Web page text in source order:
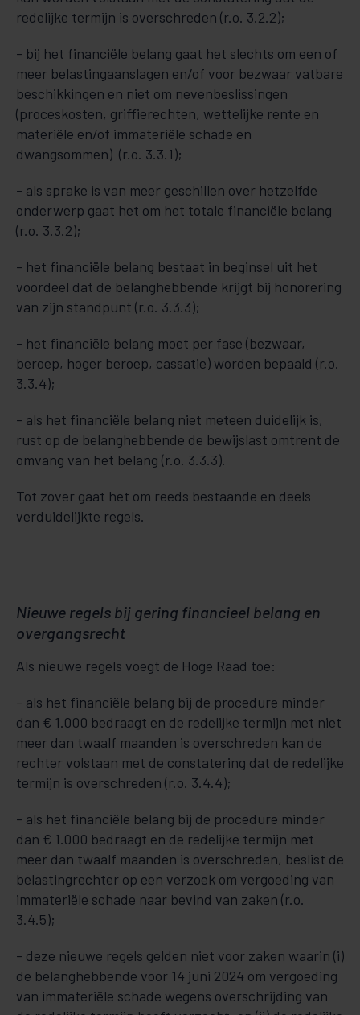
redelijke termijn is overschreden (r.o. 3.2.2);
- bij het financiële belang gaat het slechts om een of
meer belastingaanslagen en/of voor bezwaar vatbare
beschikkingen en niet om nevenbeslissingen
(proceskosten, griffierechten, wettelijke rente en
materiële en/of immateriële schade en
dwangsommen) (r.o. 3.3.1);
- als sprake is van meer geschillen over hetzelfde
onderwerp gaat het om het totale financiële belang
(r.o. 3.3.2);
- het financiële belang bestaat in beginsel uit het
voordeel dat de belanghebbende krijgt bij honorering
van zijn standpunt (r.o. 3.3.3);
- het financiële belang moet per fase (bezwaar,
beroep, hoger beroep, cassatie) worden bepaald (r.o.
3.3.4);
- als het financiële belang niet meteen duidelijk is,
rust op de belanghebbende de bewijslast omtrent de
omvang van het belang (r.o. 3.3.3).
Tot zover gaat het om reeds bestaande en deels
verduidelijkte regels.
Nieuwe regels bij gering financieel belang en
overgangsrecht
Als nieuwe regels voegt de Hoge Raad toe:
- als het financiële belang bij de procedure minder
dan € 1.000 bedraagt en de redelijke termijn met niet
meer dan twaalf maanden is overschreden kan de
rechter volstaan met de constatering dat de redelijke
termijn is overschreden (r.o. 3.4.4);
- als het financiële belang bij de procedure minder
dan € 1.000 bedraagt en de redelijke termijn met
meer dan twaalf maanden is overschreden, beslist de
belastingrechter op een verzoek om vergoeding van
immateriële schade naar bevind van zaken (r.o.
3.4.5);
- deze nieuwe regels gelden niet voor zaken waarin (i)
de belanghebbende voor 14 juni 2024 om vergoeding
van immateriële schade wegens overschrijding van